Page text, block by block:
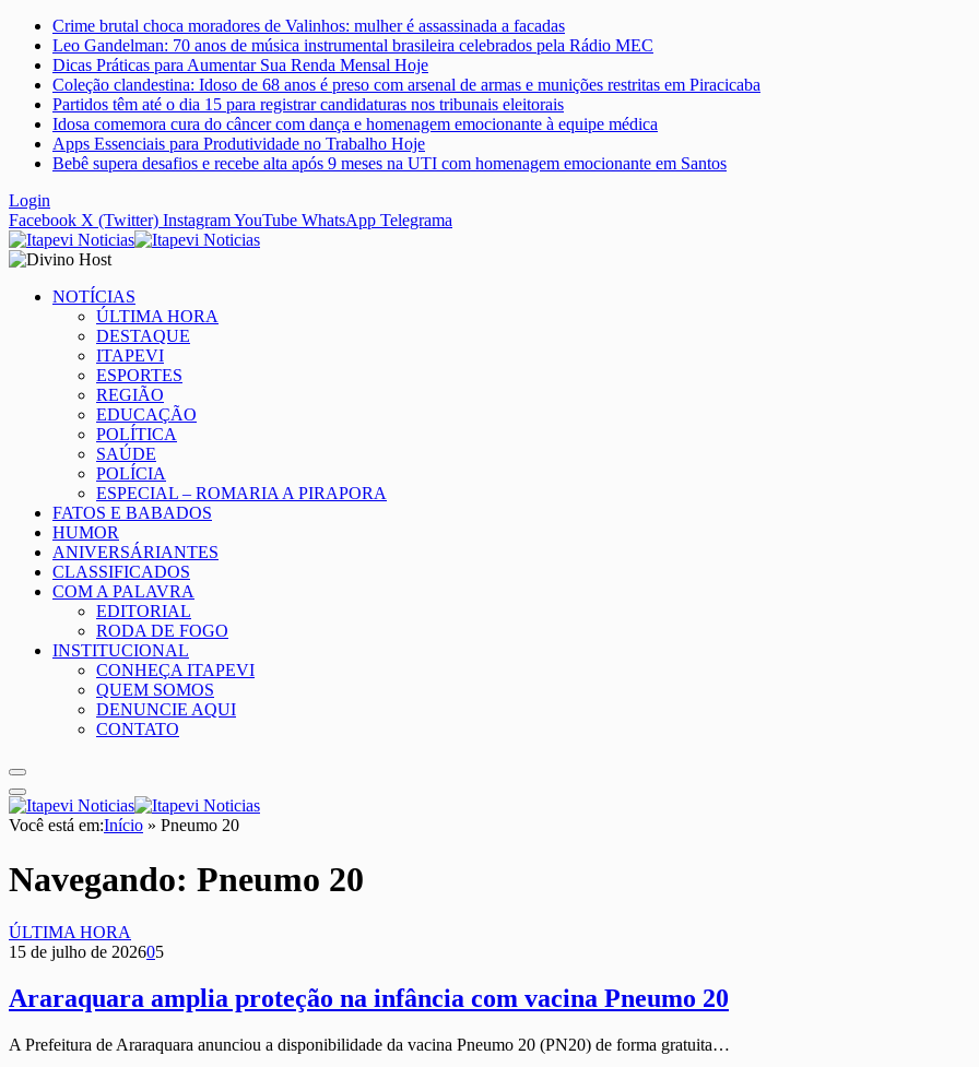
Crime brutal choca moradores de Valinhos: mulher é assassinada a facadas
Leo Gandelman: 70 anos de música instrumental brasileira celebrados pela Rádio MEC
Dicas Práticas para Aumentar Sua Renda Mensal Hoje
Coleção clandestina: Idoso de 68 anos é preso com arsenal de armas e munições restritas em Piracicaba
Partidos têm até o dia 15 para registrar candidaturas nos tribunais eleitorais
Idosa comemora cura do câncer com dança e homenagem emocionante à equipe médica
Apps Essenciais para Produtividade no Trabalho Hoje
Bebê supera desafios e recebe alta após 9 meses na UTI com homenagem emocionante em Santos
Login
Facebook X (Twitter) InstagramYouTube WhatsApp Telegrama
NOTÍCIAS
ÚLTIMA HORA
DESTAQUE
ITAPEVI
ESPORTES
REGIÃO
EDUCAÇÃO
POLÍTICA
SAÚDE
POLÍCIA
ESPECIAL – ROMARIA A PIRAPORA
FATOS E BABADOS
HUMOR
ANIVERSÁRIANTES
CLASSIFICADOS
COM A PALAVRA
EDITORIAL
RODA DE FOGO
INSTITUCIONAL
CONHEÇA ITAPEVI
QUEM SOMOS
DENUNCIE AQUI
CONTATO
Você está em:Início » Pneumo 20
Navegando: Pneumo 20
ÚLTIMA HORA
15 de julho de 202605
Araraquara amplia proteção na infância com vacina Pneumo 20
A Prefeitura de Araraquara anunciou a disponibilidade da vacina Pneumo 20 (PN20) de forma gratuita…